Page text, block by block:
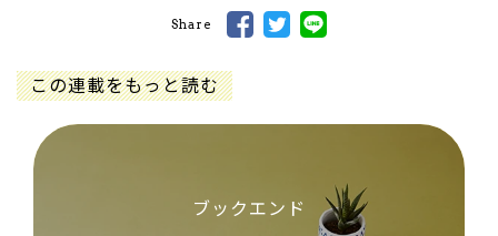
Share
この連載をもっと読む
ブックエンド